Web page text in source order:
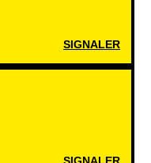
SIGNALER